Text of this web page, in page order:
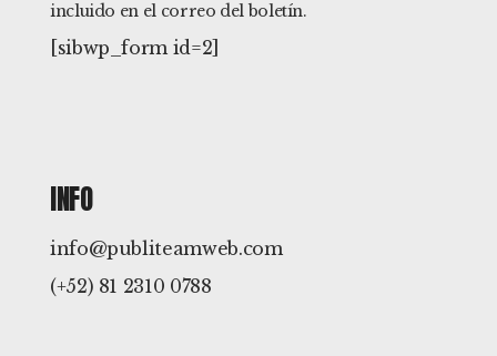
incluido en el correo del boletín.
[sibwp_form id=2]
INFO
info@publiteamweb.com
(+52) 81 2310 0788